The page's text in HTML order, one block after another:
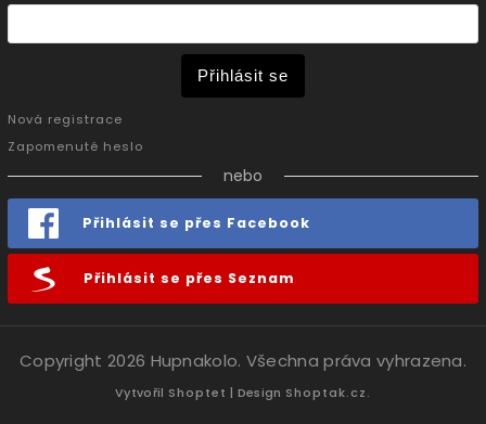
Přihlásit se
Nová registrace
Zapomenuté heslo
nebo
Přihlásit se přes Facebook
Přihlásit se přes Seznam
Copyright 2026 Hupnakolo. Všechna práva vyhrazena.
Vytvořil Shoptet | Design Shoptak.cz.